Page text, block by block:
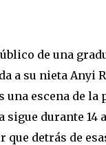
de una
a su nieta Anyi
una escena de
sigue durante 14
que detrás de